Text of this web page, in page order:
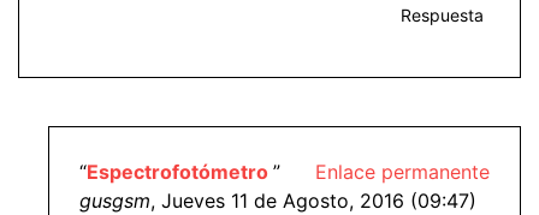
Respuesta
Enlace permanente
“Espectrofotómetro ”
gusgsm, Jueves 11 de Agosto, 2016 (09:47)